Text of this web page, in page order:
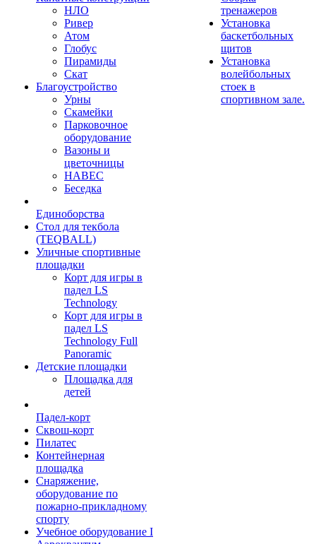
НЛО
Ривер
Атом
Глобус
Пирамиды
Скат
Благоустройство
Урны
Скамейки
Парковочное
оборудование
Вазоны и
цветочницы
НАВЕС
Беседка
Единоборства
Стол для текбола
(TEQBALL)
Уличные спортивные
площадки
Корт для игры в
падел LS
Technology
Корт для игры в
падел LS
Technology Full
Panoramic
Детские площадки
Площадка для
детей
Падел-корт
Сквош-корт
Пилатес
Контейнерная
площадка
Снаряжение,
оборудование по
пожарно-прикладному
спорту
Учебное оборудование I
тренажеров
Установка
баскетбольных
щитов
Установка
волейбольных
стоек в
спортивном зале.